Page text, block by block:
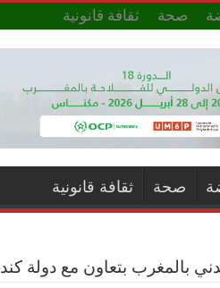
صحة ثقافة قانونية
صحة ثقافة قانونية
بالمغرب بتعاون مع دولة كندا